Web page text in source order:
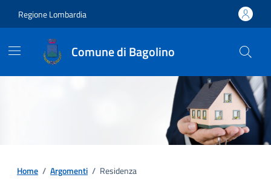
Regione Lombardia
Comune di Bagolino
Home / Argomenti / Residenza